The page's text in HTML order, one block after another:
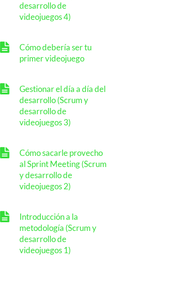
desarrollo de
videojuegos 4)
Cómo debería ser tu
primer videojuego
Gestionar el día a día del
desarrollo (Scrum y
desarrollo de
videojuegos 3)
Cómo sacarle provecho
al Sprint Meeting (Scrum
y desarrollo de
videojuegos 2)
Introducción a la
metodología (Scrum y
desarrollo de
videojuegos 1)